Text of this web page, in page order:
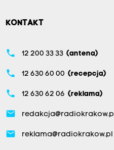
KONTAKT
phone 12 200 33 33 (antena)
phone 12 630 60 00 (recepcja)
phone 12 630 62 06 (reklama)
email redakcja@radiokrakow.pl
email reklama@radiokrakow.pl